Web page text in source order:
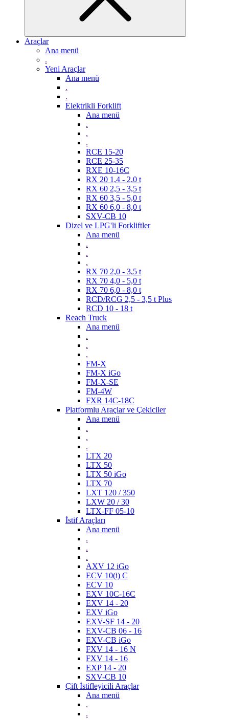
Araçlar
Ana menü
.
Yeni Araçlar
Ana menü
.
.
Elektrikli Forklift
Ana menü
.
.
.
RCE 15-20
RCE 25-35
RXE 10-16C
RX 20 1,4 - 2,0 t
RX 60 2,5 - 3,5 t
RX 60 3,5 - 5,0 t
RX 60 6,0 - 8,0 t
SXV-CB 10
Dizel ve LPG'li Forkliftler
Ana menü
.
.
.
RX 70 2,0 - 3,5 t
RX 70 4,0 - 5,0 t
RX 70 6,0 - 8,0 t
RCD/RCG 2,5 - 3,5 t Plus
RCD 10 - 18 t
Reach Truck
Ana menü
.
.
.
FM-X
FM-X iGo
FM-X-SE
FM-4W
FXR 14C-18C
Platformlu Araçlar ve Çekiciler
Ana menü
.
.
.
LTX 20
LTX 50
LTX 50 iGo
LTX 70
LXT 120 / 350
LXW 20 / 30
LTX-FF 05-10
İstif Araçları
Ana menü
.
.
.
AXV 12 iGo
ECV 10(i) C
ECV 10
EXV 10C-16C
EXV 14 - 20
EXV iGo
EXV-SF 14 - 20
EXV-CB 06 - 16
EXV-CB iGo
FXV 14 - 16 N
FXV 14 - 16
EXP 14 - 20
SXV-CB 10
Çift İstifleyicili Araçlar
Ana menü
.
.